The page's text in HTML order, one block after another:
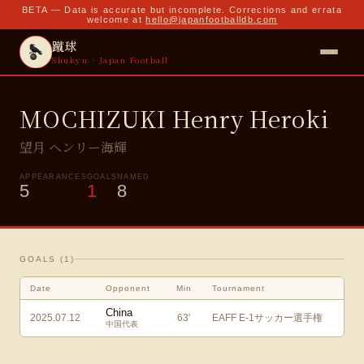
BETA — Data is accurate but incomplete. Corrections and errata
welcome at hello@japanfootballdb.com
蹴球
Shukyu · Japan Football
MOCHIZUKI Henry Heroki
望月 ヘンリー海輝
APPEARANCES
5
GOALS
1
NAMED
8
GOALS ( 1 )
Date Opponent Min Tournament
2025.07.12 China
中国代表
63' EAFF E-1サッカー選手権